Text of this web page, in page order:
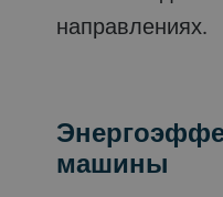
направлениях.
машины